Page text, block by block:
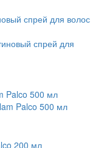
спрей для волос
Palco 500 мл
200 мл